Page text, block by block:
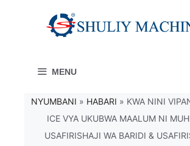
MENU
NYUMBANI » HABARI » KWA NINI
ICE VYA UKUBWA MAALUM NI
USAFIRISHAJI WA BARIDI &